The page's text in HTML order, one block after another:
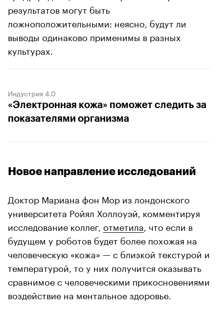
результатов могут быть
ложноположительными: неясно, будут ли
выводы одинаково применимы в разных
культурах.
Индустрия 4.0
«Электронная кожа» поможет следить за
показателями организма
Новое направление исследований
Доктор Мариана фон Мор из лондонского
университета Ройял Холлоуэй, комментируя
исследование коллег, отметила , что если в
будущем у роботов будет более похожая на
человеческую «кожа» — с близкой текстурой и
температурой, то у них получится оказывать
сравнимое с человеческими прикосновениями
воздействие на ментальное здоровье.